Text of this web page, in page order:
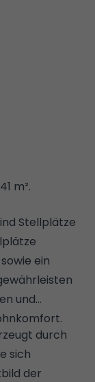
m².
Stellplätze
ein
und
durch
sich
der